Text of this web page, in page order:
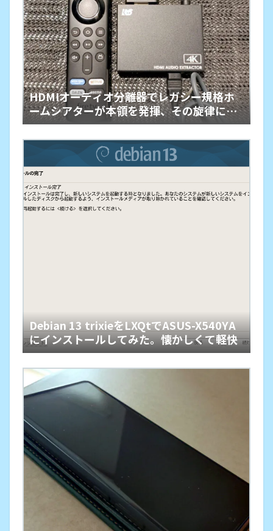
HDMIオーディオ分離器でレガシー規格ホ
ームシアターが本領を発揮、その旋律に戦
慄
Debian 13 trixieをLXQtでASUS-X540YA
にインストールしてみた。懐かしくて軽快